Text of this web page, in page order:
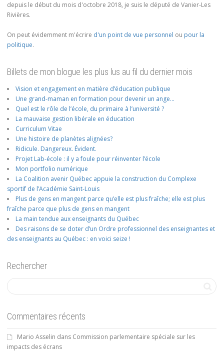
depuis le début du mois d'octobre 2018, je suis le député de Vanier-Les
Rivières.
On peut évidemment m'écrire d'un point de vue personnel ou pour la
politique.
Billets de mon blogue les plus lus au fil du dernier mois
Vision et engagement en matière d’éducation publique
Une grand-maman en formation pour devenir un ange…
Quel est le rôle de l’école, du primaire à l’université ?
La mauvaise gestion libérale en éducation
Curriculum Vitae
Une histoire de planètes alignées?
Ridicule. Dangereux. Évident.
Projet Lab-école : il y a foule pour réinventer l’école
Mon portfolio numérique
La Coalition avenir Québec appuie la construction du Complexe
sportif de l’Académie Saint-Louis
Plus de gens en mangent parce qu’elle est plus fraîche; elle est plus
fraîche parce que plus de gens en mangent
La main tendue aux enseignants du Québec
Des raisons de se doter d’un Ordre professionnel des enseignantes et
des enseignants au Québec : en voici seize !
Rechercher
Commentaires récents
Mario Asselin dans Commission parlementaire spéciale sur les
impacts des écrans